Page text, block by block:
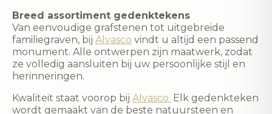
Breed assortiment gedenktekens
Van eenvoudige grafstenen tot uitgebreide
familiegraven, bij Alvasco vindt u altijd een passend
monument. Alle ontwerpen zijn maatwerk, zodat
ze volledig aansluiten bij uw persoonlijke stijl en
herinneringen.
Kwaliteit staat voorop bij Alvasco. Elk gedenkteken
wordt gemaakt van de beste natuursteen en